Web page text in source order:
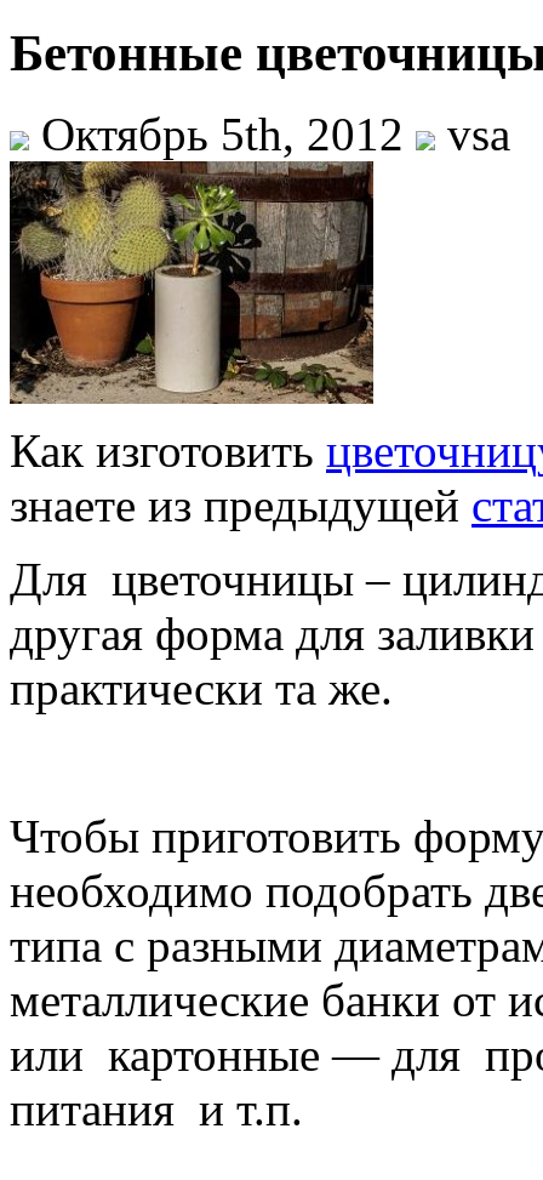
Бетонные
Октябрь 5th, 2012 vsa
Как изготовить
знаете из предыдущей
Для цветочницы –
другая форма для
практически та же.
Чтобы приготовить
необходимо подобрать
типа с разными
металлические банки от
или картонные — для
питания и т.п.